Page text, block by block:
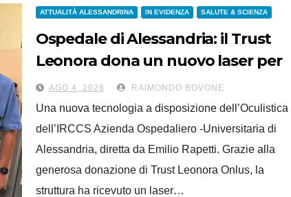
ATTUALITÀ ALESSANDRINA IN EVIDENZA SALUTE & SCIENZA
Ospedale di Alessandria: il Trust
Leonora dona un nuovo laser per
la cura del glaucoma
AGO 4, 2026 RAIMONDO BOVONE
Una nuova tecnologia a disposizione dell’Oculistica
dell’IRCCS Azienda Ospedaliero -Universitaria di
Alessandria, diretta da Emilio Rapetti. Grazie alla
generosa donazione di Trust Leonora Onlus, la
struttura ha ricevuto un laser…